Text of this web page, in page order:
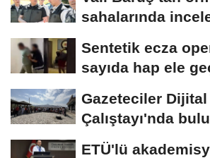
sahalarında
Sentetik ecza
sayıda hap ele
Gazeteciler
Çalıştayı'nda
ETÜ'lü